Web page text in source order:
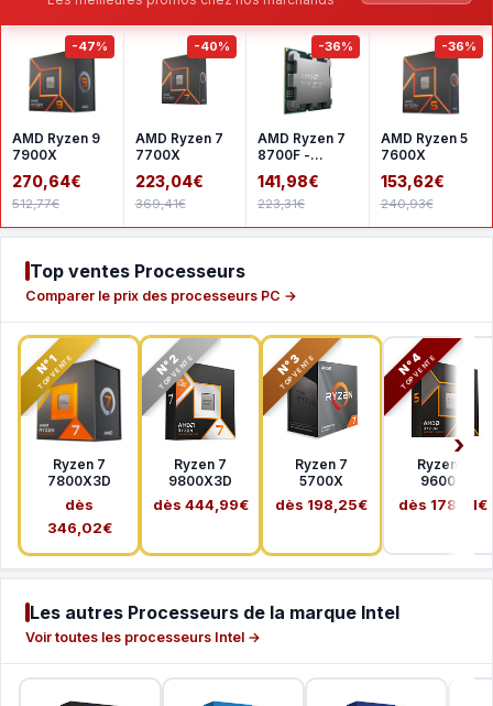
-47%
AMD Ryzen 9
7900X
270,64€
512,77€
-40%
AMD Ryzen 7
7700X
223,04€
369,41€
-36%
AMD Ryzen 7
8700F -
Version tray
141,98€
223,31€
-36%
AMD Ryzen 5
7600X
153,62€
240,93€
Top ventes Processeurs
Comparer le prix des processeurs PC →
N°1
TOP VENTE
Ryzen 7
7800X3D
dès
346,02€
N°2
TOP VENTE
Ryzen 7
9800X3D
dès 444,99€
N°3
TOP VENTE
Ryzen 7
5700X
dès 198,25€
N°4
TOP VENTE
Ryzen 5
9600X
dès 178,41€
Les autres Processeurs de la marque Intel
Voir toutes les processeurs Intel →